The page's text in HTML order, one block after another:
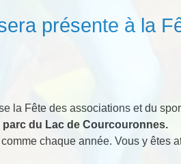
présente à la
la Fête des associations et du
parc du Lac de Courcouronnes.
chaque année. Vous y êtes